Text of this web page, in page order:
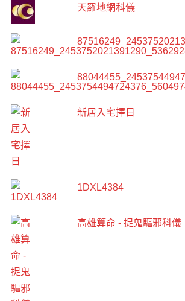
天羅地網科儀
新居入宅擇日
1DXL4384
高雄算命 - 捉鬼驅邪科儀